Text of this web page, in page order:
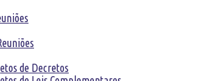
de Decretos